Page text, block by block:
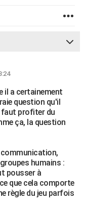
il a certainement
question qu'il
faut profiter du
ça, la question
humains :
pousser à
que cela comporte
règle du jeu parfois